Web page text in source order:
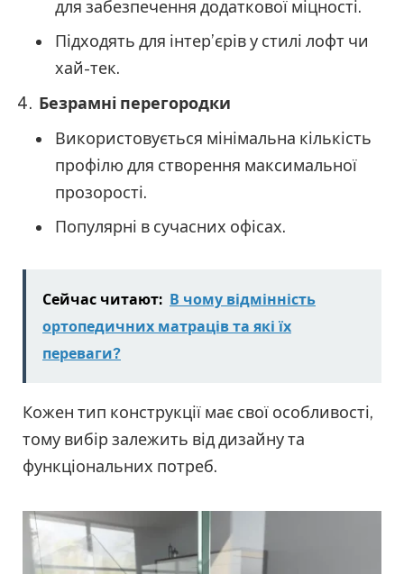
для забезпечення додаткової міцності.
Підходять для інтер’єрів у стилі лофт чи
хай-тек.
Безрамні перегородки
Використовується мінімальна кількість
профілю для створення максимальної
прозорості.
Популярні в сучасних офісах.
Сейчас читают: В чому відмінність
ортопедичних матраців та які їх
переваги?
Кожен тип конструкції має свої особливості,
тому вибір залежить від дизайну та
функціональних потреб.